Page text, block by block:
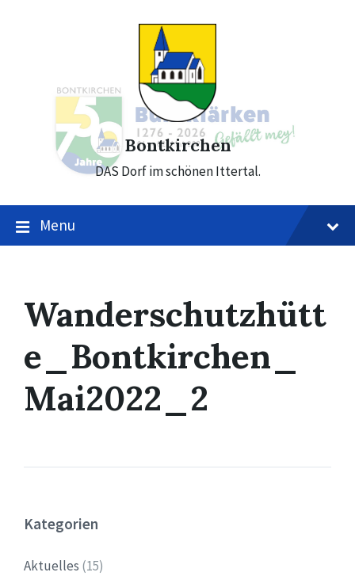
Bontkirchen
DAS Dorf im schönen Ittertal.
Menu
Wanderschutzhütt
e_Bontkirchen_
Mai2022_2
Kategorien
Aktuelles (15)